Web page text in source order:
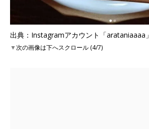
出典：Instagramアカウント「arataniaaaa」
▼次の画像は下へスクロール (4/7)